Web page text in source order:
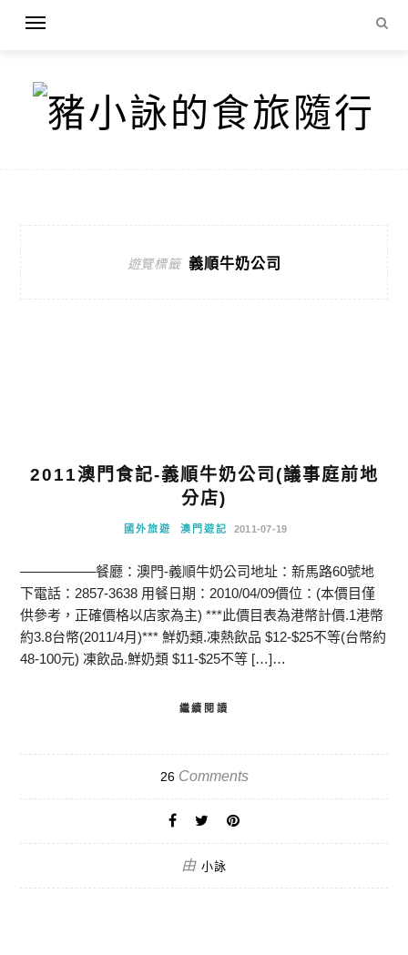
遊覽標籤 義順牛奶公司
2011澳門食記-義順牛奶公司(議事庭前地
分店)
國外旅遊 澳門遊記 2011-07-19
—————–餐廳：澳門-義順牛奶公司地址：新馬路60號地
下電話：2857-3638 用餐日期：2010/04/09價位：(本價目僅
供參考，正確價格以店家為主) ***此價目表為港幣計價.1港幣
約3.8台幣(2011/4月)*** 鮮奶類.凍熱飲品 $12-$25不等(台幣約
48-100元) 凍飲品.鮮奶類 $11-$25不等 […]…
繼續閱讀
26Comments
由 小詠